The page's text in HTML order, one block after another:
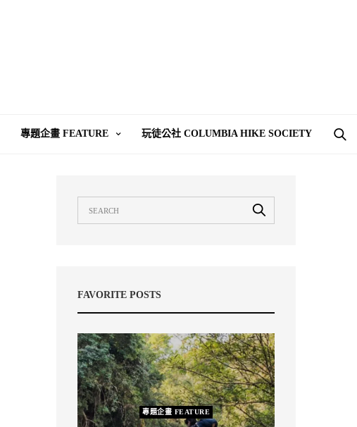
專題企畫 FEATURE 玩徒公社 COLUMBIA HIKE SOCIETY
FAVORITE POSTS
專題企畫 FEATURE